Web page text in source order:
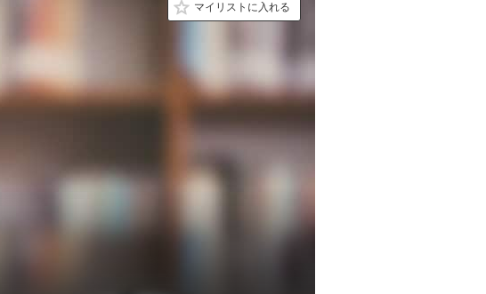
マイリストに入れる